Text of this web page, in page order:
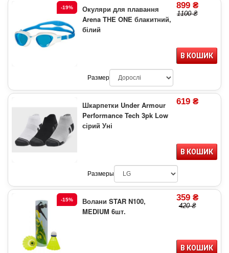
-19%
Окуляри для плавання
Arena THE ONE блакитний,
білий
899 ₴
1100 ₴
В КОШИК
Размер
Шкарпетки Under Armour
Performance Tech 3pk Low
сірий Уні
619 ₴
В КОШИК
Размеры
-15%
Волани STAR N100,
MEDIUM 6шт.
359 ₴
420 ₴
В КОШИК